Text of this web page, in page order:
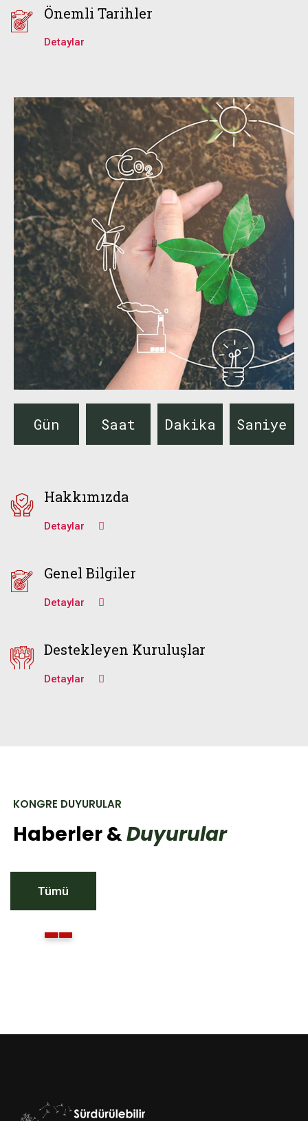
Önemli Tarihler
Detaylar
Gün Saat Dakika Saniye
Hakkımızda
Detaylar
Genel Bilgiler
Detaylar
Destekleyen Kuruluşlar
Detaylar
KONGRE DUYURULAR
Haberler &Duyurular
Tümü
1